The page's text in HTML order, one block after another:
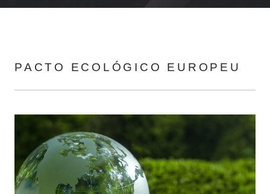
PACTO ECOLÓGICO EUROPEU